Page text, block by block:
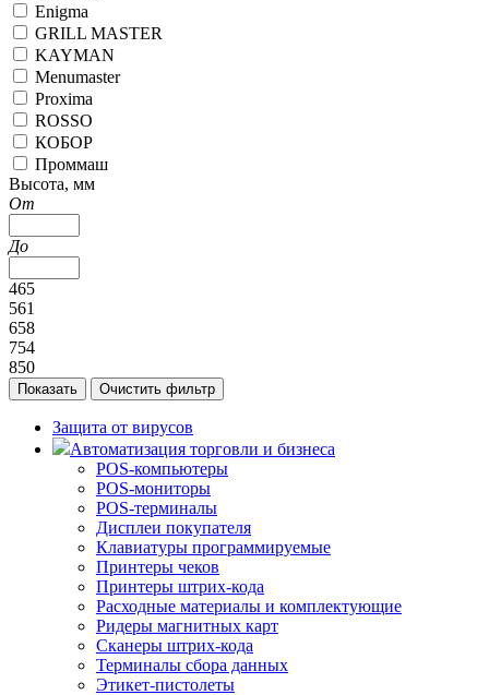
Enigma
GRILL MASTER
KAYMAN
Menumaster
Proxima
ROSSO
КОБОР
Проммаш
Высота, мм
От
До
465
561
658
754
850
Защита от вирусов
Автоматизация торговли и бизнеса
POS-компьютеры
POS-мониторы
POS-терминалы
Дисплеи покупателя
Клавиатуры программируемые
Принтеры чеков
Принтеры штрих-кода
Расходные материалы и комплектующие
Ридеры магнитных карт
Сканеры штрих-кода
Терминалы сбора данных
Этикет-пистолеты